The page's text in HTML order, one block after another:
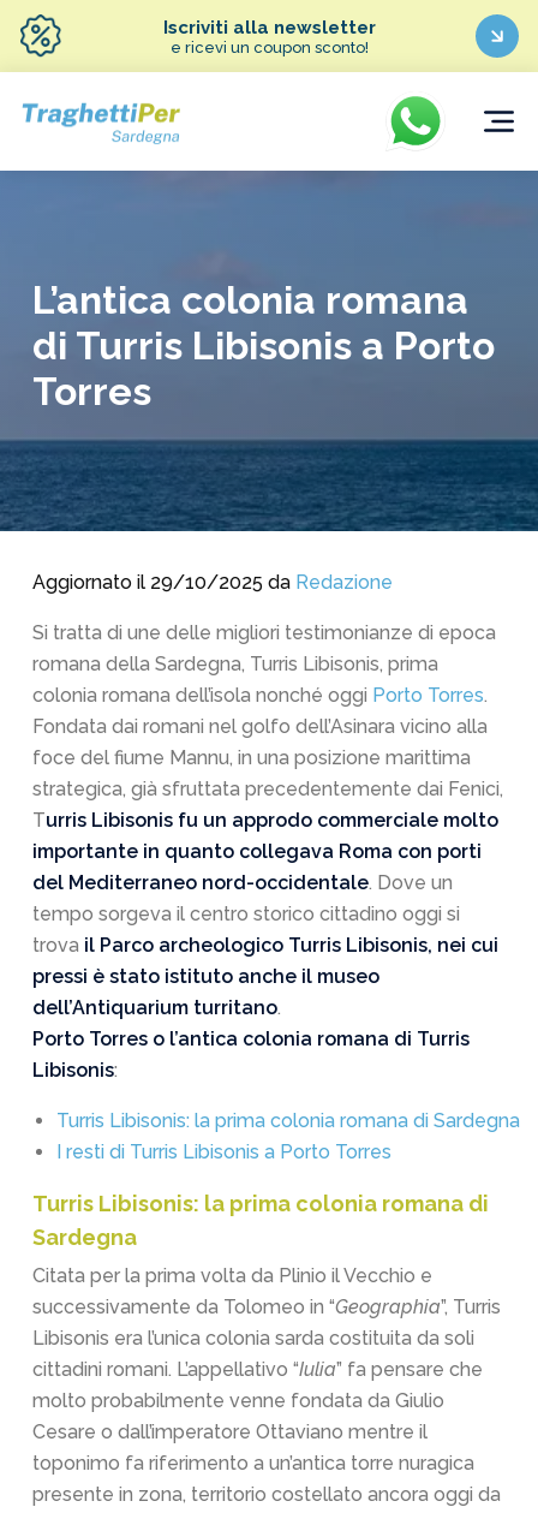
Iscriviti alla newsletter
e ricevi un coupon sconto!
L’antica colonia romana
di Turris Libisonis a Porto
Torres
Aggiornato il 29/10/2025 da Redazione
Si tratta di une delle migliori testimonianze di epoca
romana della Sardegna, Turris Libisonis, prima
colonia romana dell’isola nonché oggi Porto Torres.
Fondata dai romani nel golfo dell’Asinara vicino alla
foce del fiume Mannu, in una posizione marittima
strategica, già sfruttata precedentemente dai Fenici,
Turris Libisonis fu un approdo commerciale molto
importante in quanto collegava Roma con porti
del Mediterraneo nord-occidentale. Dove un
tempo sorgeva il centro storico cittadino oggi si
trova il Parco archeologico Turris Libisonis, nei cui
pressi è stato istituto anche il museo
dell’Antiquarium turritano.
Porto Torres o l’antica colonia romana di Turris
Libisonis:
Turris Libisonis: la prima colonia romana di Sardegna
I resti di Turris Libisonis a Porto Torres
Turris Libisonis: la prima colonia romana di
Sardegna
Citata per la prima volta da Plinio il Vecchio e
successivamente da Tolomeo in “Geographia”, Turris
Libisonis era l’unica colonia sarda costituita da soli
cittadini romani. L’appellativo “Iulia” fa pensare che
molto probabilmente venne fondata da Giulio
Cesare o dall’imperatore Ottaviano mentre il
toponimo fa riferimento a un’antica torre nuragica
presente in zona, territorio costellato ancora oggi da